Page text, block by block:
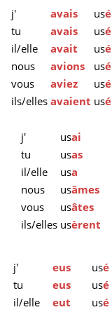
j'
avais usé
tu
avais usé
il/elle
avait usé
nous
avions usé
vous
aviez usé
ils/elles avaient usé
j'
usai
tu
usas
il/elle
usa
nous
usâmes
vous
usâtes
ils/elles usèrent
j'
eus usé
tu
eus usé
il/elle
eut usé